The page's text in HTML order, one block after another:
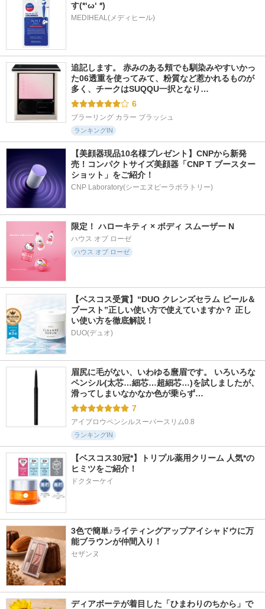
す(*‘ω‘ *)
MEDIHEAL(メディヒール)
追記します。 赤みのある頬でも馴染みやすいかっ
た06透重を使ってみて、粉質など惹かれるものが
多く、チークはSUQQU一択となり…
6
ブラーリング カラー ブラッシュ
ランキングIN
【美顔器現品10名様プレゼント】CNPから新発
売！コンパクトサイズ美顔器「CNP T ブースター
ショット」をご紹介！
CNP Laboratory(シーエヌピーラボラトリー)
限定！ ハローキティ × ボディ スムーザー N
ハウス オブ ローゼ
ハウス オブ ローゼ
【ベスコス受賞】“DUO クレンズセラム ピール＆
ブースト”正しい使い方で使えていますか？ 正し
い使い方を徹底解説！
DUO(デュオ)
眉尻に毛がない、いわゆる麿眉です。 いろいろな
ペンシル(太芯…細芯…超細芯…)を試しましたが、
滑ってしまいなかなか色が乗らず…
7
アイブロウペンシルスーパースリム0.8
ランキングIN
【ベスコス30冠*】トリプル薬用クリーム 人気*の
ヒミツをご紹介！
ドクターケイ
3色で簡単♪ライティングアップアイシャドウに万
能ブラウンが仲間入り！
セザンヌ
ディアボーテが着目した「ひまわりのちから」で